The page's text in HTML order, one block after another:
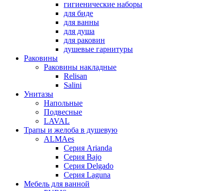
гигиенические наборы
для биде
для ванны
для душа
для раковин
душевые гарнитуры
Раковины
Раковины накладные
Relisan
Salini
Унитазы
Напольные
Подвесные
LAVAL
Трапы и желоба в душевую
ALMAes
Серия Arianda
Серия Bajo
Серия Delgado
Серия Laguna
Мебель для ванной